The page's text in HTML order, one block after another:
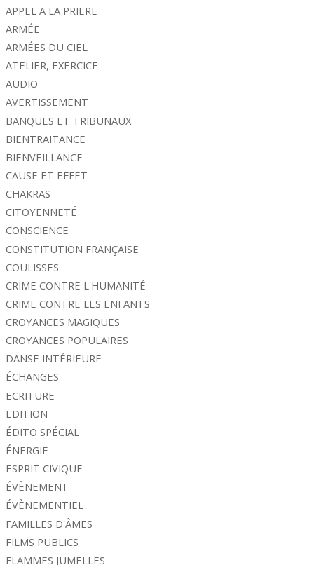
APPEL A LA PRIERE
ARMÉE
ARMÉES DU CIEL
ATELIER, EXERCICE
AUDIO
AVERTISSEMENT
BANQUES ET TRIBUNAUX
BIENTRAITANCE
BIENVEILLANCE
CAUSE ET EFFET
CHAKRAS
CITOYENNETÉ
CONSCIENCE
CONSTITUTION FRANÇAISE
COULISSES
CRIME CONTRE L'HUMANITÉ
CRIME CONTRE LES ENFANTS
CROYANCES MAGIQUES
CROYANCES POPULAIRES
DANSE INTÉRIEURE
ÉCHANGES
ECRITURE
EDITION
ÉDITO SPÉCIAL
ÉNERGIE
ESPRIT CIVIQUE
ÉVÈNEMENT
ÉVÈNEMENTIEL
FAMILLES D'ÂMES
FILMS PUBLICS
FLAMMES JUMELLES